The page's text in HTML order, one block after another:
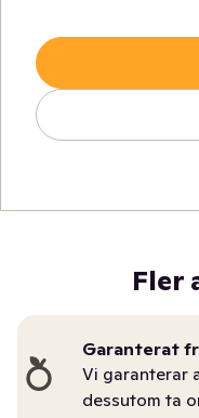
Fler
Garanterat
Vi garanterar
dessutom ta